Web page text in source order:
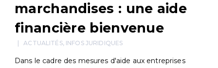
marchandises : une aide
financière bienvenue
ACTUALITÉS, INFOS JURIDIQUES
Dans le cadre des mesures d'aide aux entreprises